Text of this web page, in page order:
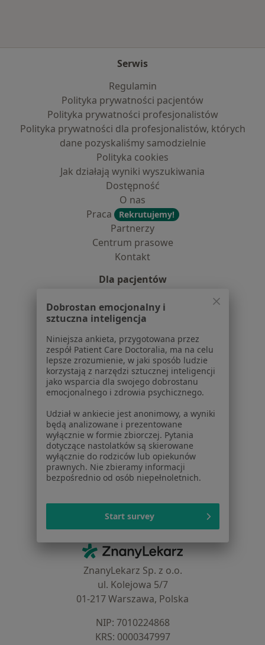
Serwis
Regulamin
Polityka prywatności pacjentów
Polityka prywatności profesjonalistów
Polityka prywatności dla profesjonalistów, których
dane pozyskaliśmy samodzielnie
Polityka cookies
Jak działają wyniki wyszukiwania
Dostępność
O nas
Praca
Rekrutujemy!
Partnerzy
Centrum prasowe
Kontakt
Dla pacjentów
Lekarze
Placówki medyczne
Usługi i zabiegi
Choroby
Pomoc
Aplikacje mobilne
Blog dla pacjentów
Dla profesjonalistów
Cennik
Dla lekarzy
Dla placówek medycznych
Baza wiedzy
Centrum Pomocy dla Specjalisty
Kontakt ZnanyLekarz - Strona główna
ZnanyLekarz Sp. z o.o.
ul. Kolejowa 5/7
01-217 Warszawa, Polska
NIP: ⁠7010224868
KRS: ⁠0000347997
Dobrostan emocjonalny i
sztuczna inteligencja
Niniejsza ankieta, przygotowana przez
zespół Patient Care Doctoralia, ma na celu
lepsze zrozumienie, w jaki sposób ludzie
korzystają z narzędzi sztucznej inteligencji
jako wsparcia dla swojego dobrostanu
emocjonalnego i zdrowia psychicznego.
Udział w ankiecie jest anonimowy, a wyniki
będą analizowane i prezentowane
wyłącznie w formie zbiorczej. Pytania
dotyczące nastolatków są skierowane
wyłącznie do rodziców lub opiekunów
prawnych. Nie zbieramy informacji
bezpośrednio od osób niepełnoletnich.
Start survey